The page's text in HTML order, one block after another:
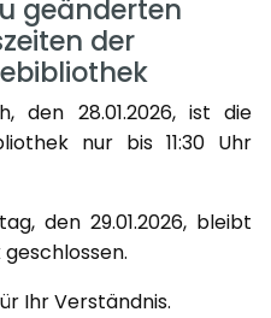
geänderten
der
den 28.01.2026, ist die
nur bis 11:30 Uhr
den 29.01.2026, bleibt
Ihr Verständnis.